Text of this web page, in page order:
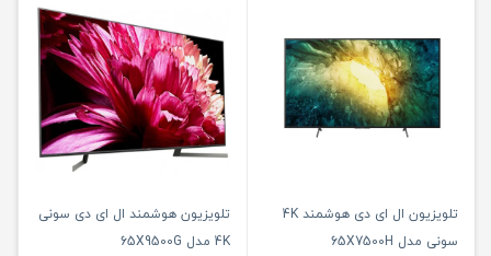
تلویزیون ال ای دی هوشمند 4K
سونی مدل 65X7500H
تلویزیون هوشمند ال ای دی سونی
4K مدل 65X9500G